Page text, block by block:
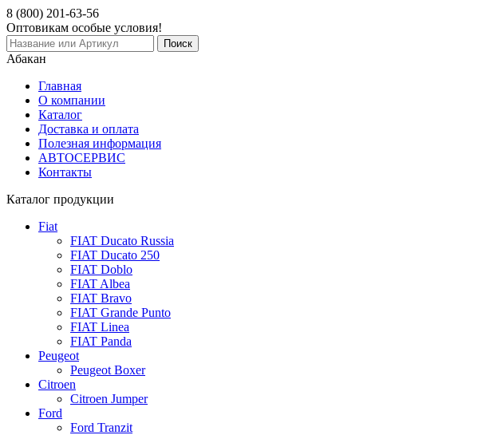
8 (800) 201-63-56
Оптовикам особые условия!
Абакан
Главная
О компании
Каталог
Доставка и оплата
Полезная информация
АВТОСЕРВИС
Контакты
Каталог продукции
Fiat
FIAT Ducato Russia
FIAT Ducato 250
FIAT Doblo
FIAT Albea
FIAT Bravo
FIAT Grande Punto
FIAT Linea
FIAT Panda
Peugeot
Peugeot Boxer
Citroen
Citroen Jumper
Ford
Ford Tranzit